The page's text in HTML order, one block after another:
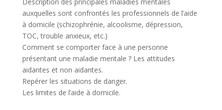
auxquelles sont confrontés les professionnels de l’aide
à domicile (schizophrénie, alcoolisme, dépression,
TOC, trouble anxieux, etc.)
Comment se comporter face à une personne
présentant une maladie mentale ? Les attitudes
aidantes et non aidantes.
Repérer les situations de danger.
Les limites de l’aide à domicile.